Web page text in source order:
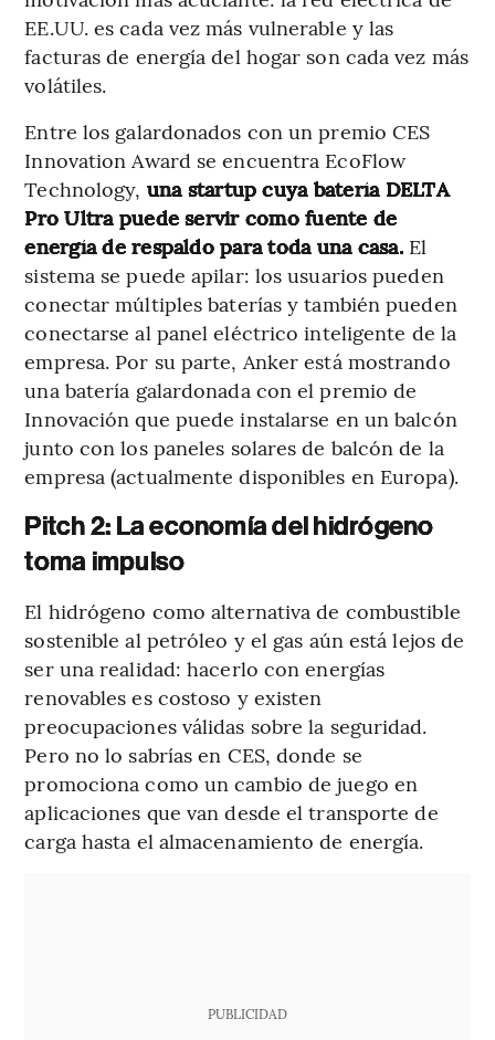
EE.UU. es cada vez más vulnerable y las
facturas de energía del hogar son cada vez más
volátiles.
Entre los galardonados con un premio CES
Innovation Award se encuentra EcoFlow
Technology, una startup cuya batería DELTA
Pro Ultra puede servir como fuente de
energía de respaldo para toda una casa. El
sistema se puede apilar: los usuarios pueden
conectar múltiples baterías y también pueden
conectarse al panel eléctrico inteligente de la
empresa. Por su parte, Anker está mostrando
una batería galardonada con el premio de
Innovación que puede instalarse en un balcón
junto con los paneles solares de balcón de la
empresa (actualmente disponibles en Europa).
Pitch 2: La economía del hidrógeno
toma impulso
El hidrógeno como alternativa de combustible
sostenible al petróleo y el gas aún está lejos de
ser una realidad: hacerlo con energías
renovables es costoso y existen
preocupaciones válidas sobre la seguridad.
Pero no lo sabrías en CES, donde se
promociona como un cambio de juego en
aplicaciones que van desde el transporte de
carga hasta el almacenamiento de energía.
PUBLICIDAD